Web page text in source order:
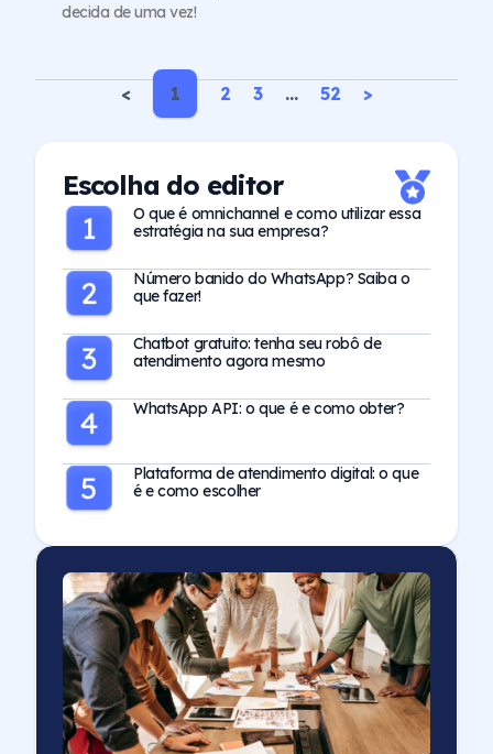
decida de uma vez!
< 1 2 3 … 52 >
Escolha do editor
O que é omnichannel e como utilizar essa
estratégia na sua empresa?
Número banido do WhatsApp? Saiba o
que fazer!
Chatbot gratuito: tenha seu robô de
atendimento agora mesmo
WhatsApp API: o que é e como obter?
Plataforma de atendimento digital: o que
é e como escolher